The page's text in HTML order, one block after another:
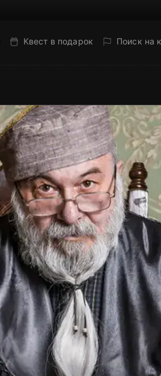
Квест в подарок Поиск на